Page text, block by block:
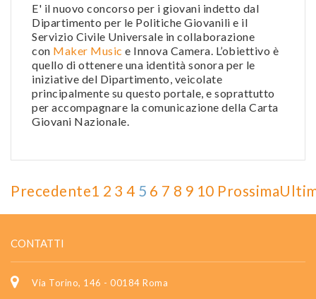
E' il nuovo concorso per i giovani indetto dal
Dipartimento per le Politiche Giovanili e il
Servizio Civile Universale in collaborazione
con Maker Music e Innova Camera. L’obiettivo è
quello di ottenere una identità sonora per le
iniziative del Dipartimento, veicolate
principalmente su questo portale, e soprattutto
per accompagnare la comunicazione della Carta
Giovani Nazionale.
Precedente1 2 3 4 5 6 7 8 9 10 Prossima
CONTATTI
Via Torino, 146 - 00184 Roma